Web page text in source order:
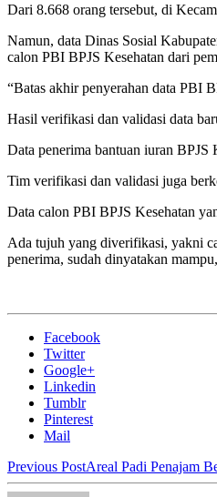
Dari 8.668 orang tersebut, di
Namun, data Dinas Sosial
calon PBI BPJS Kesehatan dari
“Batas akhir penyerahan data PBI
Hasil verifikasi dan validasi data
Data penerima bantuan iuran BPJS
Tim verifikasi dan validasi juga
Data calon PBI BPJS Kesehatan
Ada tujuh yang diverifikasi, yakni
penerima, sudah dinyatakan
Facebook
Twitter
Google+
Linkedin
Tumblr
Pinterest
Mail
Previous PostAreal Padi Penajam